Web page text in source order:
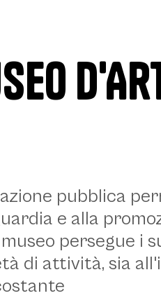
pubblica
e alla
persegue i
di attività, sia